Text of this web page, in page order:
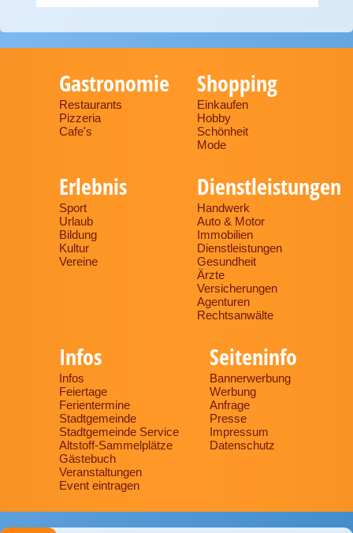
Gastronomie
Restaurants
Pizzeria
Cafe's
Shopping
Einkaufen
Hobby
Schönheit
Mode
Erlebnis
Sport
Urlaub
Bildung
Kultur
Vereine
Dienstleistungen
Handwerk
Auto & Motor
Immobilien
Dienstleistungen
Gesundheit
Ärzte
Versicherungen
Agenturen
Rechtsanwälte
Infos
Infos
Feiertage
Ferientermine
Stadtgemeinde
Stadtgemeinde Service
Altstoff-Sammelplätze
Gästebuch
Veranstaltungen
Event eintragen
Seiteninfo
Bannerwerbung
Werbung
Anfrage
Presse
Impressum
Datenschutz